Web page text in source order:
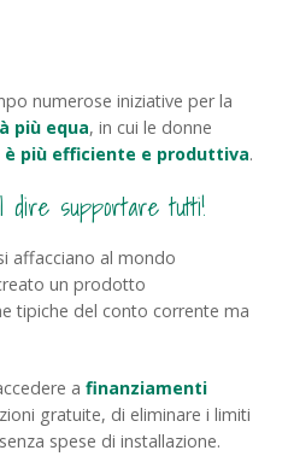
numerose iniziative per la
più equa, in cui le donne
è più efficiente e produttiva.
dire supportare tutti!
affacciano al mondo
un prodotto
tipiche del conto corrente ma
a finanziamenti
gratuite, di eliminare i limiti
spese di installazione.